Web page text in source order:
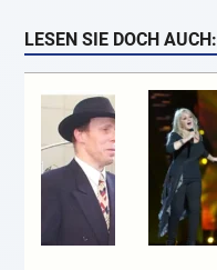
LESEN SIE DOCH AUCH: